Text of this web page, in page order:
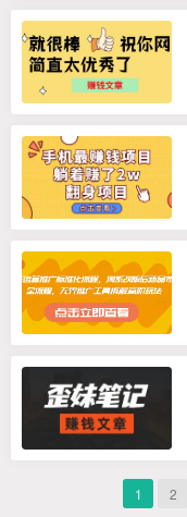
1 2